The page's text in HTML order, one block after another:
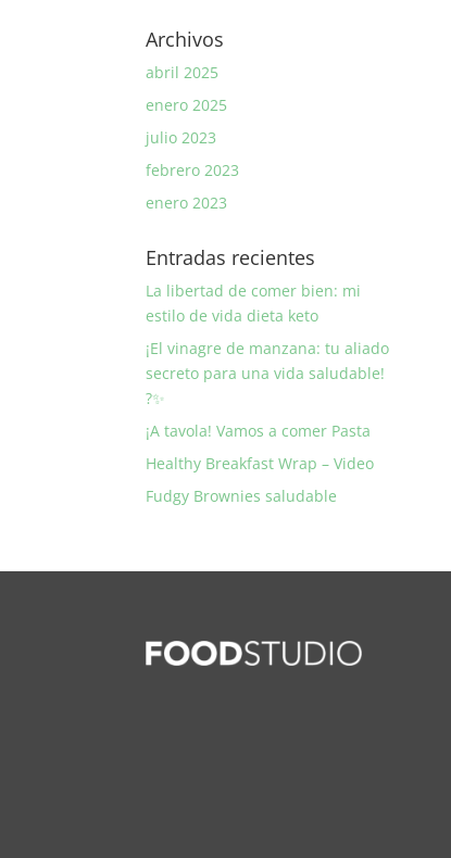
Archivos
abril 2025
enero 2025
julio 2023
febrero 2023
enero 2023
Entradas recientes
La libertad de comer bien: mi
estilo de vida dieta keto
¡El vinagre de manzana: tu aliado
secreto para una vida saludable!
?✨
¡A tavola! Vamos a comer Pasta
Healthy Breakfast Wrap – Video
Fudgy Brownies saludable